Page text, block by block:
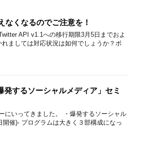
くなるのでご注意を！
API v1.1への移行期限3月5日までおよ
ましては対応状況は如何でしょうか？ボ
するソーシャルメディア」セミ
にいってきました。 ・爆発するソーシャル
催)- プログラムは大きく３部構成になっ